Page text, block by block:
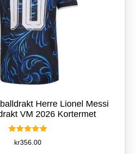
Herre Lionel Messi
VM 2026 Kortermet
Vurdert
5.00
kr356.00